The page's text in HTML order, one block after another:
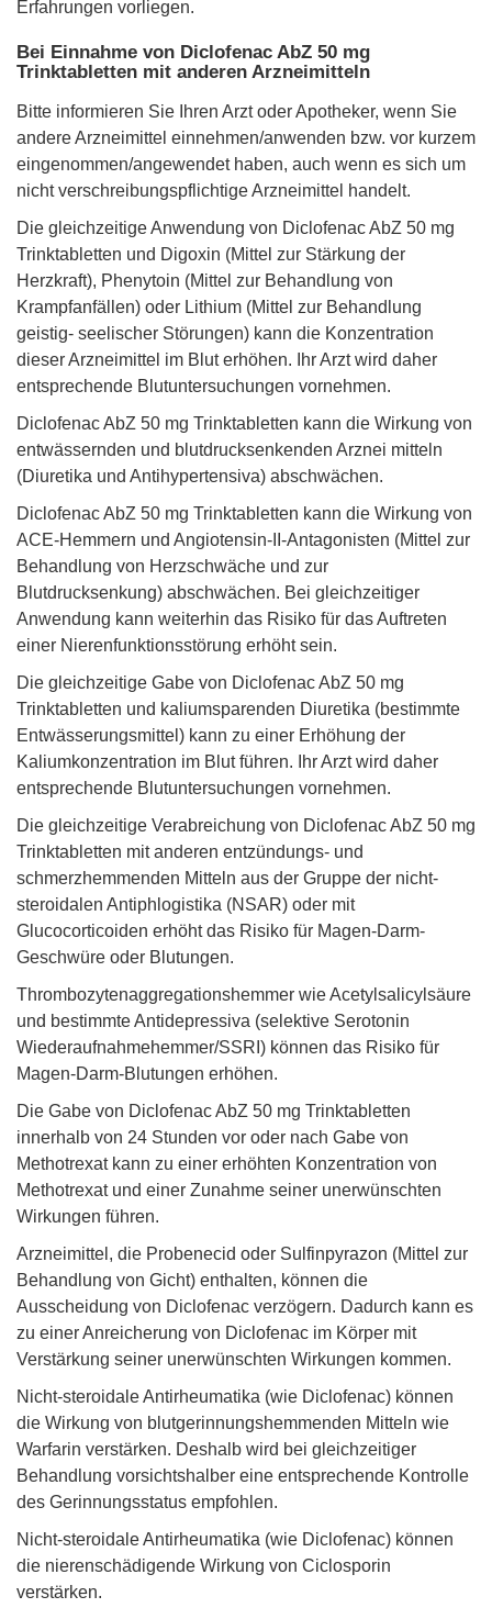
Erfahrungen vorliegen.
Bei Einnahme von Diclofenac AbZ 50 mg
Trinktabletten mit anderen Arzneimitteln
Bitte informieren Sie Ihren Arzt oder Apotheker, wenn Sie
andere Arzneimittel einnehmen/anwenden bzw. vor kurzem
eingenommen/angewendet haben, auch wenn es sich um
nicht verschreibungspflichtige Arzneimittel handelt.
Die gleichzeitige Anwendung von Diclofenac AbZ 50 mg
Trinktabletten und Digoxin (Mittel zur Stärkung der
Herzkraft), Phenytoin (Mittel zur Behandlung von
Krampfanfällen) oder Lithium (Mittel zur Behandlung
geistig- seelischer Störungen) kann die Konzentration
dieser Arzneimittel im Blut erhöhen. Ihr Arzt wird daher
entsprechende Blutuntersuchungen vornehmen.
Diclofenac AbZ 50 mg Trinktabletten kann die Wirkung von
entwässernden und blutdrucksenkenden Arznei mitteln
(Diuretika und Antihypertensiva) abschwächen.
Diclofenac AbZ 50 mg Trinktabletten kann die Wirkung von
ACE-Hemmern und Angiotensin-II-Antagonisten (Mittel zur
Behandlung von Herzschwäche und zur
Blutdrucksenkung) abschwächen. Bei gleichzeitiger
Anwendung kann weiterhin das Risiko für das Auftreten
einer Nierenfunktionsstörung erhöht sein.
Die gleichzeitige Gabe von Diclofenac AbZ 50 mg
Trinktabletten und kaliumsparenden Diuretika (bestimmte
Entwässerungsmittel) kann zu einer Erhöhung der
Kaliumkonzentration im Blut führen. Ihr Arzt wird daher
entsprechende Blutuntersuchungen vornehmen.
Die gleichzeitige Verabreichung von Diclofenac AbZ 50 mg
Trinktabletten mit anderen entzündungs- und
schmerzhemmenden Mitteln aus der Gruppe der nicht-
steroidalen Antiphlogistika (NSAR) oder mit
Glucocorticoiden erhöht das Risiko für Magen-Darm-
Geschwüre oder Blutungen.
Thrombozytenaggregationshemmer wie Acetylsalicylsäure
und bestimmte Antidepressiva (selektive Serotonin
Wiederaufnahmehemmer/SSRI) können das Risiko für
Magen-Darm-Blutungen erhöhen.
Die Gabe von Diclofenac AbZ 50 mg Trinktabletten
innerhalb von 24 Stunden vor oder nach Gabe von
Methotrexat kann zu einer erhöhten Konzentration von
Methotrexat und einer Zunahme seiner unerwünschten
Wirkungen führen.
Arzneimittel, die Probenecid oder Sulfinpyrazon (Mittel zur
Behandlung von Gicht) enthalten, können die
Ausscheidung von Diclofenac verzögern. Dadurch kann es
zu einer Anreicherung von Diclofenac im Körper mit
Verstärkung seiner unerwünschten Wirkungen kommen.
Nicht-steroidale Antirheumatika (wie Diclofenac) können
die Wirkung von blutgerinnungshemmenden Mitteln wie
Warfarin verstärken. Deshalb wird bei gleichzeitiger
Behandlung vorsichtshalber eine entsprechende Kontrolle
des Gerinnungsstatus empfohlen.
Nicht-steroidale Antirheumatika (wie Diclofenac) können
die nierenschädigende Wirkung von Ciclosporin
verstärken.